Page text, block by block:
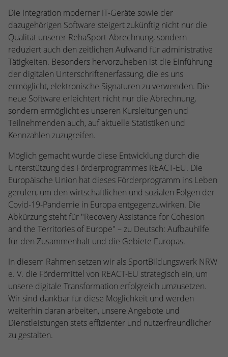
Die Integration moderner IT-Geräte sowie der
dazugehörigen Software steigert zukünftig nicht nur die
Qualität unserer RehaSport-Abrechnung, sondern
reduziert auch den zeitlichen Aufwand für administrative
Tätigkeiten. Besonders hervorzuheben ist die Einführung
der digitalen Unterschriftenerfassung, die es uns
ermöglicht, elektronische Signaturen zu verwenden. Die
neue Software erleichtert nicht nur die Abrechnung,
sondern ermöglicht es unseren Kursleitungen und
Teilnehmenden auch, auf aktuelle Statistiken und
Kennzahlen zuzugreifen.
Möglich gemacht wurde diese Entwicklung durch die
Unterstützung des Förderprogrammes REACT-EU. Die
Europäische Union hat dieses Förderprogramm ins Leben
gerufen, um den wirtschaftlichen und sozialen Folgen der
Covid-19-Pandemie in Europa entgegenzuwirken. Die
Abkürzung steht für "Recovery Assistance for Cohesion
and the Territories of Europe" – zu Deutsch: Aufbauhilfe
für den Zusammenhalt und die Gebiete Europas.
In diesem Rahmen setzen wir als SportBildungswerk NRW
e. V. die Fördermittel von REACT-EU strategisch ein, um
unsere digitale Transformation erfolgreich umzusetzen.
Wir sind dankbar für diese Möglichkeit und werden
weiterhin daran arbeiten, unsere Angebote und
Dienstleistungen stets effizienter und nutzerfreundlicher
zu gestalten.
Name SBW_user
Anbieter TYPO3
Laufzeit Sitzungsende
Zweck
Dieses Cookie ist ein Standard-Session-
Cookie von TYPO3. Es speichert im Falle
eines Benutzer-Logins die Session-ID. So
kann der eingeloggte Benutzer
wiedererkannt werden und es wird ihm
Zugang zu geschützten Bereichen gewährt.
Anbieter Google Analytics
Laufzeit 2 Jahre
Zweck
Dieses Cookie wird von Google Analytics
installiert. Das Cookie wird verwendet, um
Besucher-, Sitzungs- und Kampagnendaten
zu berechnen und die Nutzung der
Website für den Analysebericht der
Website zu verfolgen. Die Cookies
speichern Informationen anonym und
weisen eine randoly generierte Nummer
zu, um eindeutige Besucher zu
identifizieren.
Name _gid
Anbieter Google Analytics
Zweck
Dieses Cookie wird von Google Analytics
installiert. Das Cookie wird verwendet, um
Informationen darüber zu speichern, wie
Besucher eine Website nutzen, und hilft
bei der Erstellung eines Analyseberichts
darüber, wie es der Website geht. Die